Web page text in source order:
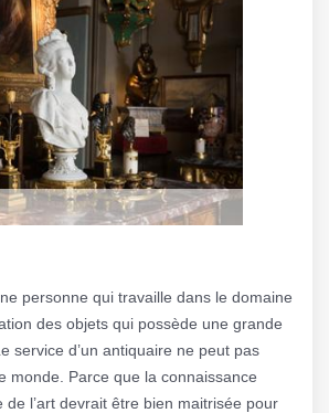
personne qui travaille dans le domaine
des objets qui possède une grande
service d’un antiquaire ne peut pas
monde. Parce que la connaissance
de l’art devrait être bien maitrisée pour